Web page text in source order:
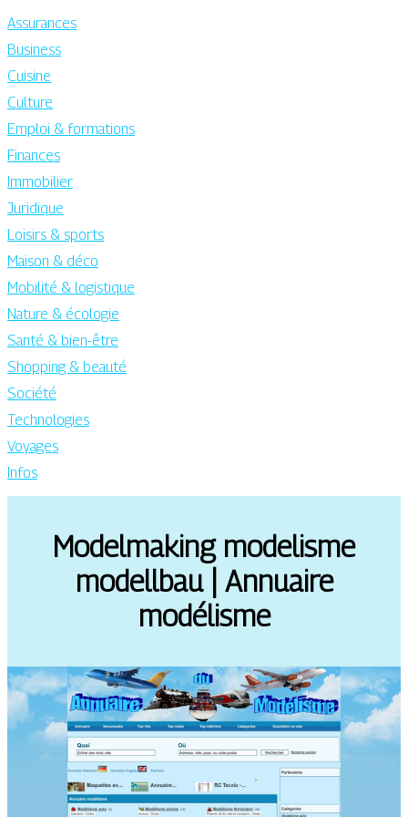
Assurances
Business
Cuisine
Culture
Emploi & formations
Finances
Immobilier
Juridique
Loisirs & sports
Maison & déco
Mobilité & logistique
Nature & écologie
Santé & bien-être
Shopping & beauté
Société
Technologies
Voyages
Infos
Modelmaking modelisme
modellbau | Annuaire
modélisme